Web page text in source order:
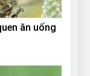
ăn uống